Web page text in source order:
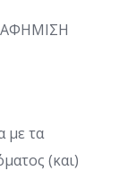
με τα
(και)